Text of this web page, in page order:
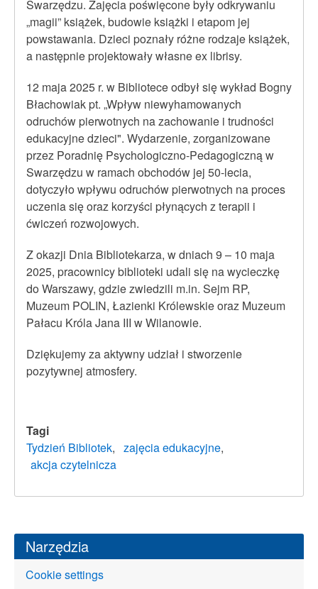
Swarzędzu. Zajęcia poświęcone były odkrywaniu
„magii” książek, budowie książki i etapom jej
powstawania. Dzieci poznały różne rodzaje książek,
a następnie projektowały własne ex librisy.
12 maja 2025 r. w Bibliotece odbył się wykład Bogny
Błachowiak pt. „Wpływ niewyhamowanych
odruchów pierwotnych na zachowanie i trudności
edukacyjne dzieci". Wydarzenie, zorganizowane
przez Poradnię Psychologiczno-Pedagogiczną w
Swarzędzu w ramach obchodów jej 50-lecia,
dotyczyło wpływu odruchów pierwotnych na proces
uczenia się oraz korzyści płynących z terapii i
ćwiczeń rozwojowych.
Z okazji Dnia Bibliotekarza, w dniach 9 – 10 maja
2025, pracownicy biblioteki udali się na wycieczkę
do Warszawy, gdzie zwiedzili m.in. Sejm RP,
Muzeum POLIN, Łazienki Królewskie oraz Muzeum
Pałacu Króla Jana III w Wilanowie.
Dziękujemy za aktywny udział i stworzenie
pozytywnej atmosfery.
Tagi
Tydzień Bibliotek
zajęcia edukacyjne
akcja czytelnicza
Narzędzia
Cookie settings